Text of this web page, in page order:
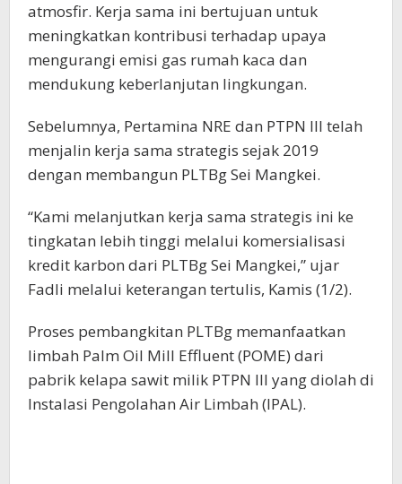
atmosfir. Kerja sama ini bertujuan untuk
meningkatkan kontribusi terhadap upaya
mengurangi emisi gas rumah kaca dan
mendukung keberlanjutan lingkungan.
Sebelumnya, Pertamina NRE dan PTPN III telah
menjalin kerja sama strategis sejak 2019
dengan membangun PLTBg Sei Mangkei.
“Kami melanjutkan kerja sama strategis ini ke
tingkatan lebih tinggi melalui komersialisasi
kredit karbon dari PLTBg Sei Mangkei,” ujar
Fadli melalui keterangan tertulis, Kamis (1/2).
Proses pembangkitan PLTBg memanfaatkan
limbah Palm Oil Mill Effluent (POME) dari
pabrik kelapa sawit milik PTPN III yang diolah di
Instalasi Pengolahan Air Limbah (IPAL).